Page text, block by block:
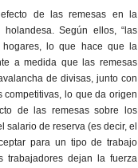
de las remesas en la
Según ellos, “las
hogares, lo que hace que la
a medida que las remesas
de divisas, junto con
lo que da origen
de las remesas sobre los
de reserva (es decir, el
para un tipo de trabajo
trabajadores dejan la fuerza